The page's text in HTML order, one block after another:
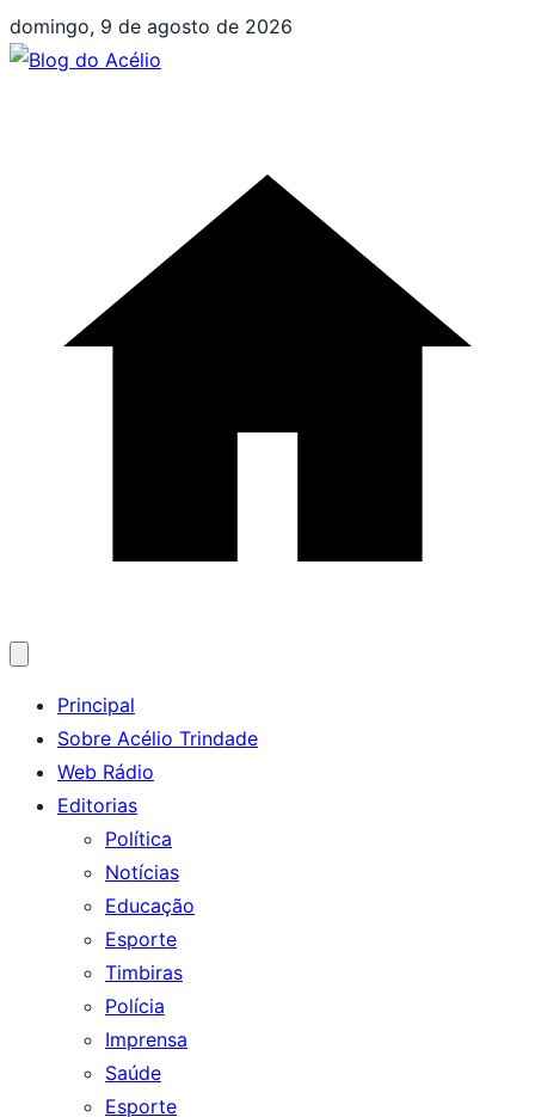
Pular
para
domingo, 9 de agosto de 2026
menu
Principal
Sobre Acélio Trindade
Web Rádio
Editorias
Política
Notícias
Educação
Esporte
Timbiras
Polícia
Imprensa
Saúde
Esporte